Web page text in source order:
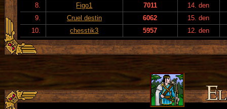
8.
Figo1 7011
14. den
9.
Cruel destin 6062
15. den
10.
chesstik3 5957 12. den